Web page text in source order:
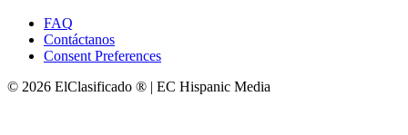
FAQ
Contáctanos
Consent Preferences
© 2026 ElClasificado ® | EC Hispanic Media